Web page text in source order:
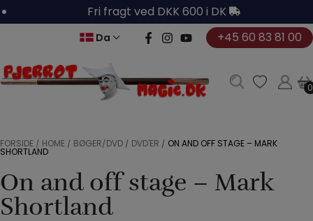
Hop
til
Fri fragt ved DKK 600 i DK
Da +45 60 83 81 00
0
0
FORSIDE / HOME / BØGER/DVD / DVD'ER / ON AND OFF STAGE – MARK
SHORTLAND
On and off stage – Mark
Shortland